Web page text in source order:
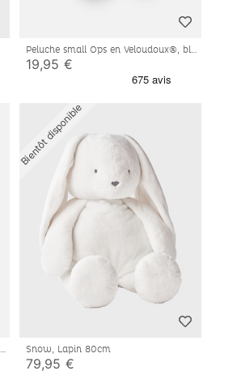
Peluche small Ops en Veloudoux®, bleu
19,95 €
Bientôt disponible
Snow, Lapin 80cm
79,95 €